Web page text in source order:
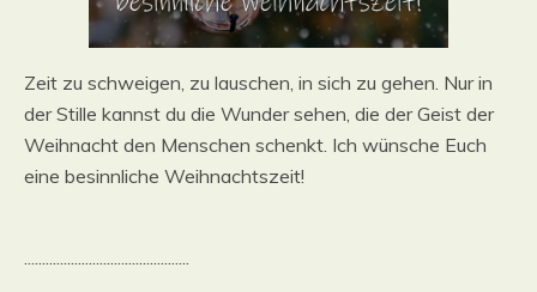
Zeit zu schweigen, zu lauschen, in sich zu gehen. Nur in
der Stille kannst du die Wunder sehen, die der Geist der
Weihnacht den Menschen schenkt. Ich wünsche Euch
eine besinnliche Weihnachtszeit!
..............................................